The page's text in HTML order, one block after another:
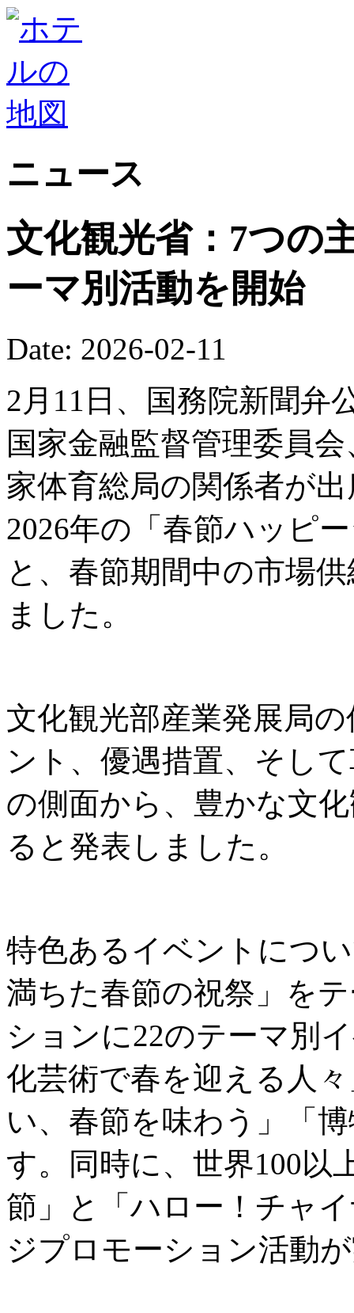
ニュース
文化観光省：7つの
ーマ別活動を開始
Date: 2026-02-11
2月11日、国務院新聞弁
国家金融監督管理委員
家体育総局の関係者が
2026年の「春節ハッピ
と、春節期間中の市場
ました。
文化観光部産業発展局
ント、優遇措置、そし
の側面から、豊かな文
ると発表しました。
特色あるイベントにつ
満ちた春節の祝祭」を
ションに22のテーマ別
化芸術で春を迎える人
い、春節を味わう」「
す。同時に、世界100以
節」と「ハロー！チャ
ジプロモーション活動